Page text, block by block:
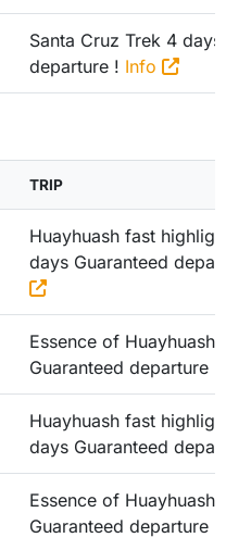
Santa Cruz Trek 4 days
departure ! Info
TRIP
Huayhuash fast
days Guaranteed
Essence of Huayhuash
Guaranteed departure !
Huayhuash fast
days Guaranteed
Essence of Huayhuash
Guaranteed departure !